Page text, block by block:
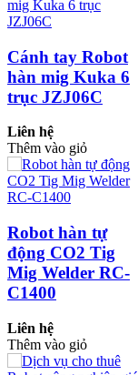
Cánh tay Robot
hàn mig Kuka 6
trục JZJ06C
Liên hệ
Thêm vào giỏ
Robot hàn tự
động CO2 Tig
Mig Welder RC-
C1400
Liên hệ
Thêm vào giỏ